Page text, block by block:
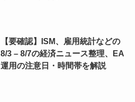
【要確認】ISM、雇用統計などの
8/3 – 8/7の経済ニュース整理、EA
運用の注意日・時間帯を解説